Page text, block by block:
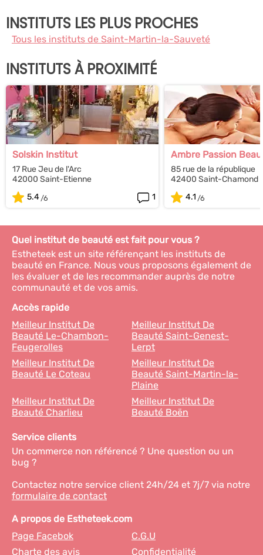
INSTITUTS LES PLUS PROCHES
Tous les instituts de Saint-Martin-la-Sauveté
INSTITUTS À PROXIMITÉ
Solskin Institut
17 Rue Jeu de l'Arc
42000 Saint-Etienne
5.4
1
Ambre Passion
85 rue de la république
42400 Saint-Chamond
4.1
Quel institut de beauté est fait pour vous ?
Estheteek est un site référençant les instituts de
beauté en France. Nous vous proposons également de
les évaluer et de les recommander auprès de notre
communauté et de vos amis.
Accès rapide
Meilleur Institut De
Beauté Le-Chambon-
Feugerolles
Meilleur Institut De
Beauté Saint-Genest-
Lerpt
Meilleur Institut De
Beauté Le Coteau
Meilleur Institut De
Beauté Saint-Martin-la-
Plaine
Meilleur Institut De
Beauté Charlieu
Meilleur Institut De
Beauté Boën
Service clients
Un commerce non référencé ? Une question ou un
bug ?
Contactez notre service client 24h/24 et 7j/7 via notre
formulaire de contact
A propos de Estheteek.com
Page Facebok
C.G.U
Charte des avis
Confidentialité